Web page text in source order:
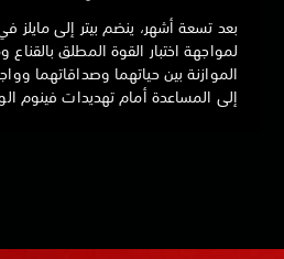
بعد تسعة أشهر، ينضم بيتر إلى مايلز في
لمواجهة اختبار القوة المطلق بالقناع
الموازنة بين حياتهما وصداقاتهما
إلى المساعدة أمام تهديدات فينوم